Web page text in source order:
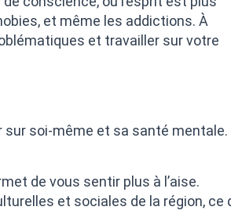
et même les addictions. À
et travailler sur votre
soi-même et sa santé mentale.
de vous sentir plus à l’aise.
et sociales de la région, ce